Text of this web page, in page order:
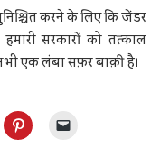
करने के लिए कि जेंडर
सरकारों को तत्काल
एक लंबा सफ़र बाक़ी है।